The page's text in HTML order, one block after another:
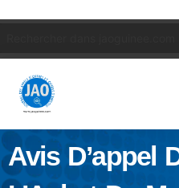
Avis D’appel